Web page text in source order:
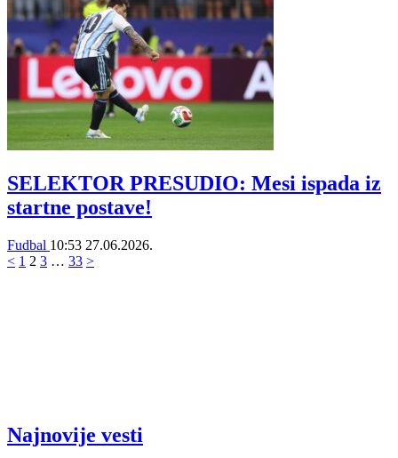
SELEKTOR PRESUDIO: Mesi ispada iz
startne postave!
Fudbal 10:53 27.06.2026.
< 1 2 3 … 33 >
Najnovije vesti